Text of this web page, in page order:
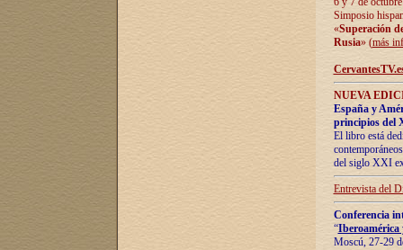
Simposio
«Superación
Rusia» (más
NUEVA
España y
principios del
El libro está
del siglo XXI
Entrevista del
Conferencia
“Iberoamérica
Moscú, 27-29